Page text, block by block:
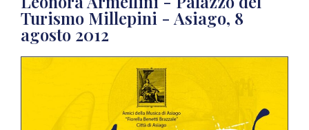
Turismo Millepini - Asiago, 8
agosto 2012